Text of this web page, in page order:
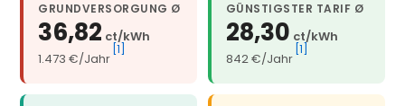
GRUNDVERSORGUNG Ø
36,82 ct/kWh
1.473 €/Jahr
[1]
GÜNSTIGSTER TARIF Ø
28,30 ct/kWh
842 €/Jahr
[1]